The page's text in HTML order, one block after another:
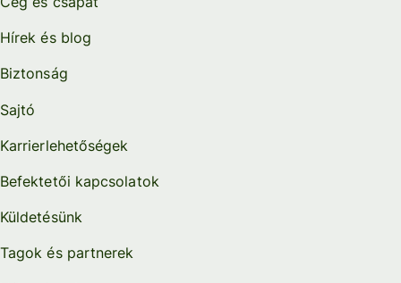
Hírek és blog
Biztonság
Sajtó
Karrierlehetőségek
Befektetői kapcsolatok
Küldetésünk
Tagok és partnerek